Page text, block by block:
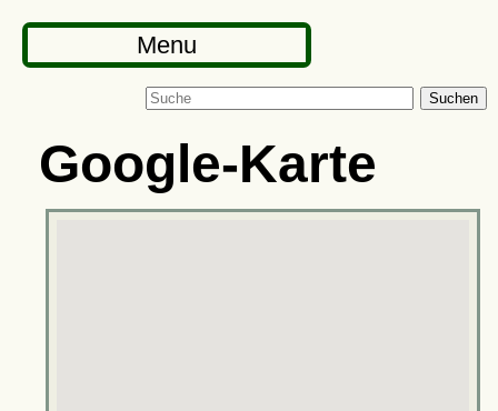
Menu
Suchen
Google-Karte